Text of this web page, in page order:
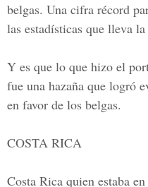
belgas. Una cifra récord
las estadísticas que lleva
Y es que lo que hizo el
fue una hazaña que logró
en favor de los belgas.
COSTA RICA
Costa Rica quien estaba